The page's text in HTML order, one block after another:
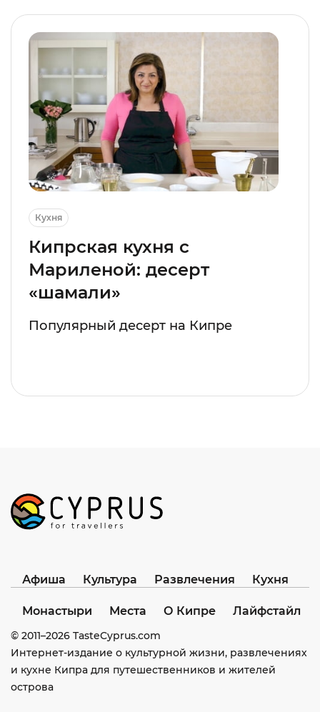
Кухня
Кипрская кухня с
Мариленой: десерт
«шамали»
Популярный десерт на Кипре
Афиша Культура Развлечения Кухня
Монастыри Места О Кипре Лайфстайл
© 2011–2026 TasteCyprus.com
Интернет-издание о культурной жизни, развлечениях
и кухне Кипра для путешественников и жителей
острова